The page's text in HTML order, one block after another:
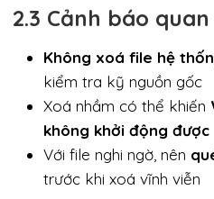
2.3 Cảnh báo
Không xoá file hệ
kiểm tra kỹ nguồn gốc
Xoá nhầm có thể khiến
không khởi động được
Với file nghi ngờ, nên
trước khi xoá vĩnh viễn